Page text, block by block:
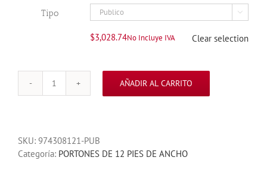
Tipo 
$3,028.74No Incluye IVA Clear selection
12'
LISA
CHOCOLATE
AÑADIR AL CARRITO
SKU: 974308121-PUB
Categoría: PORTONES DE 12 PIES DE ANCHO